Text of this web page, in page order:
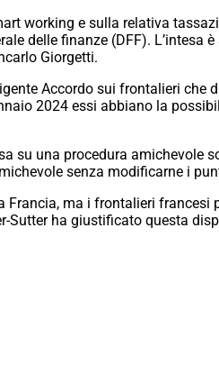
working e sulla relativa
delle finanze (DFF).
Giorgetti.
Accordo sui frontalieri che
2024 essi abbiano la
su una procedura amichevole
senza modificarne i
Francia, ma i frontalieri
Sutter ha giustificato questa